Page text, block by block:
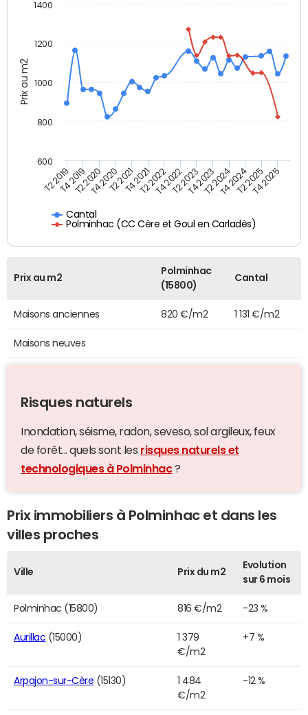
Prix au m2
Cantal
Polminhac (CC Cère et Goul en Carladès)
T2 2019T4 2019T2 2020T4 2020T2 2021T4 2021T2 2022T4 2022T2 2023T4 2023T2 2024T4 2024T2 2025T4 2025
800
1000
1200
600
1400
Prix au m2
Polminhac
(15800)
Cantal
Maisons anciennes 820 €/m2 1 131 €/m2
Maisons neuves
Risques naturels
Inondation, séisme, radon, seveso, sol argileux, feux
de forêt... quels sont les risques naturels et
technologiques à Polminhac?
Prix immobiliers à Polminhac et dans les
villes proches
Ville Prix du m2
Evolution
sur 6 mois
Polminhac (15800) 816 €/m2 -23 %
Aurillac (15000)
1 379
€/m2
+7 %
Arpajon-sur-Cère (15130)
1 484
€/m2
-12 %